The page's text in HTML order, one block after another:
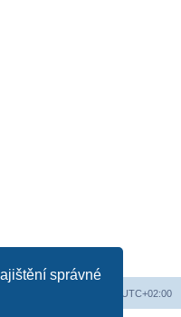
správné
UTC+02:00